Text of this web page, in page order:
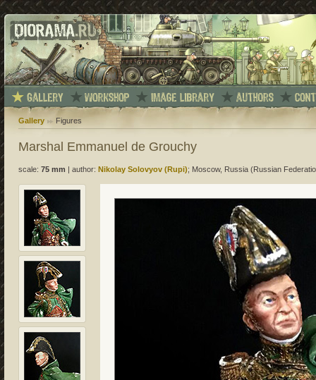
Gallery Figures
Marshal Emmanuel de Grouchy
scale: 75 mm author: Nikolay Solovyov (Rupi); Moscow, Russia (Russian